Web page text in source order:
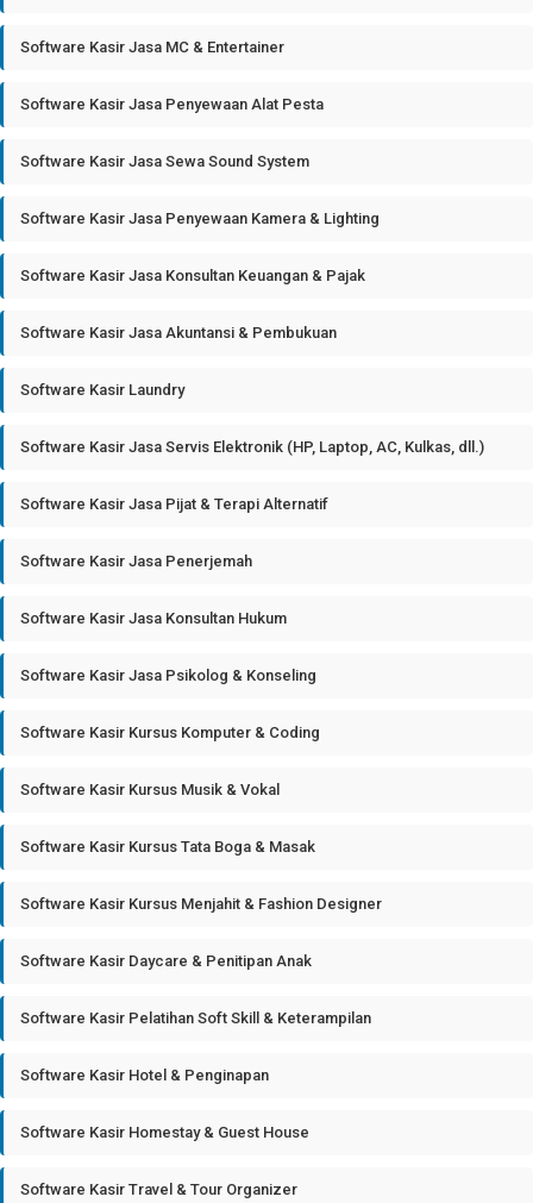
Software Kasir Jasa MC & Entertainer
Software Kasir Jasa Penyewaan Alat Pesta
Software Kasir Jasa Sewa Sound System
Software Kasir Jasa Penyewaan Kamera & Lighting
Software Kasir Jasa Konsultan Keuangan & Pajak
Software Kasir Jasa Akuntansi & Pembukuan
Software Kasir Laundry
Software Kasir Jasa Servis Elektronik (HP, Laptop, AC, Kulkas, dll.)
Software Kasir Jasa Pijat & Terapi Alternatif
Software Kasir Jasa Penerjemah
Software Kasir Jasa Konsultan Hukum
Software Kasir Jasa Psikolog & Konseling
Software Kasir Kursus Komputer & Coding
Software Kasir Kursus Musik & Vokal
Software Kasir Kursus Tata Boga & Masak
Software Kasir Kursus Menjahit & Fashion Designer
Software Kasir Daycare & Penitipan Anak
Software Kasir Pelatihan Soft Skill & Keterampilan
Software Kasir Hotel & Penginapan
Software Kasir Homestay & Guest House
Software Kasir Travel & Tour Organizer